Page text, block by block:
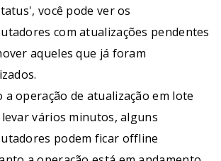
você pode ver os
com atualizações pendentes
aqueles que já foram
a operação de atualização em lote
vários minutos, alguns
podem ficar offline